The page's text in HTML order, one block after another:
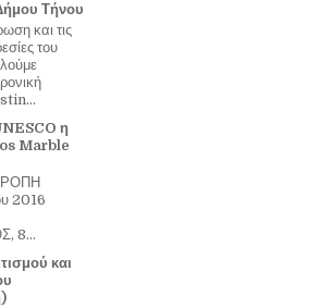
Τήνου
και τις
του
η
Marble
2016
8...
και